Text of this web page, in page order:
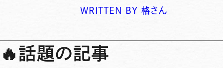
WRITTEN BY 格さん
🔥話題の記事